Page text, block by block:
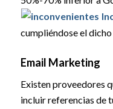
cumpliéndose el dicho
Email Marketing
Existen proveedores
incluir referencias de